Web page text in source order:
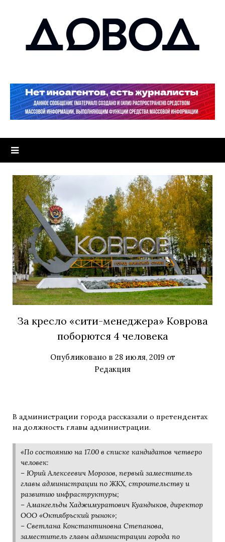
За кресло «сити-менеджера» Коврова
поборются 4 человека
Опубликовано в 28 июля, 2019 от
Редакция
В администрации города рассказали о претендентах
на должность главы администрации.
«По состоянию на 17.00 в списке кандидатов четверо
человек:
– Юрий Алексеевич Морозов, первый заместитель
главы администрации по ЖКХ, строительству и
развитию инфраструктуры;
– Амангельды Хаджимуратович Куандыков, директор
ООО «Октябрьский рынок»;
– Светлана Константиновна Степанова,
заместитель главы администрации города по